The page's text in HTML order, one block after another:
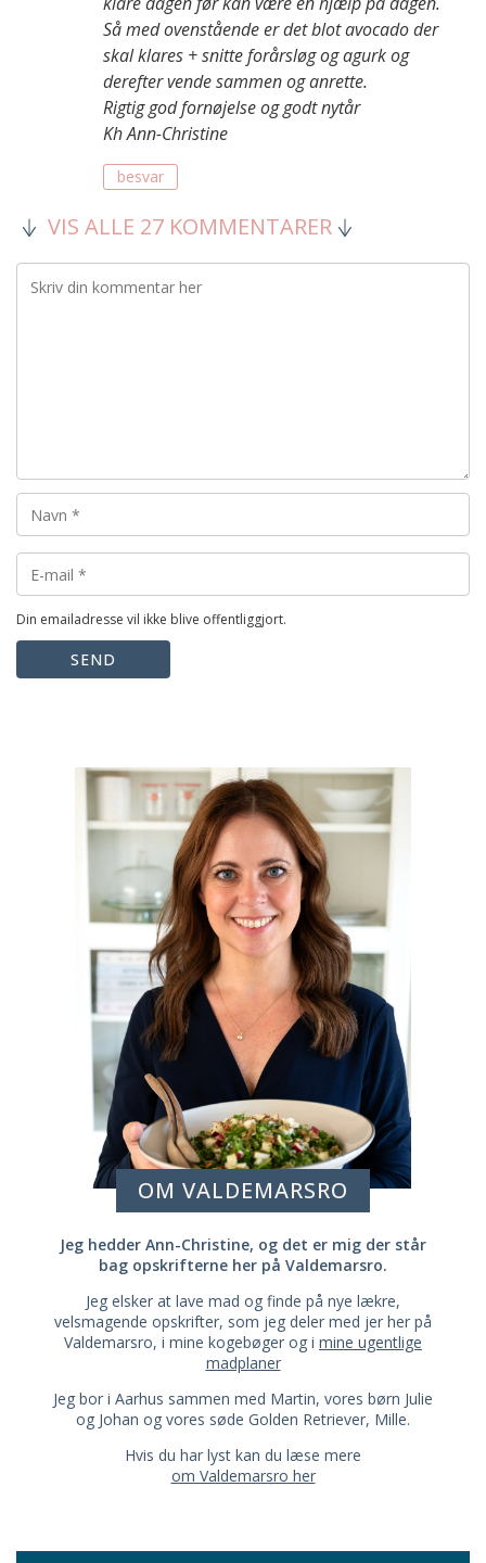
Så med ovenstående er det blot avocado der
skal klares + snitte forårsløg og agurk og
derefter vende sammen og anrette.
Rigtig god fornøjelse og godt nytår
Kh Ann-Christine
besvar
VIS ALLE 27 KOMMENTARER
Din emailadresse vil ikke blive offentliggjort.
SEND
OM VALDEMARSRO
Jeg hedder Ann-Christine, og det er mig der står
bag opskrifterne her på Valdemarsro.
Jeg elsker at lave mad og finde på nye lækre,
velsmagende opskrifter, som jeg deler med jer her på
Valdemarsro, i mine kogebøger og i mine ugentlige
madplaner
Jeg bor i Aarhus sammen med Martin, vores børn Julie
og Johan og vores søde Golden Retriever, Mille.
Hvis du har lyst kan du læse mere
om Valdemarsro her